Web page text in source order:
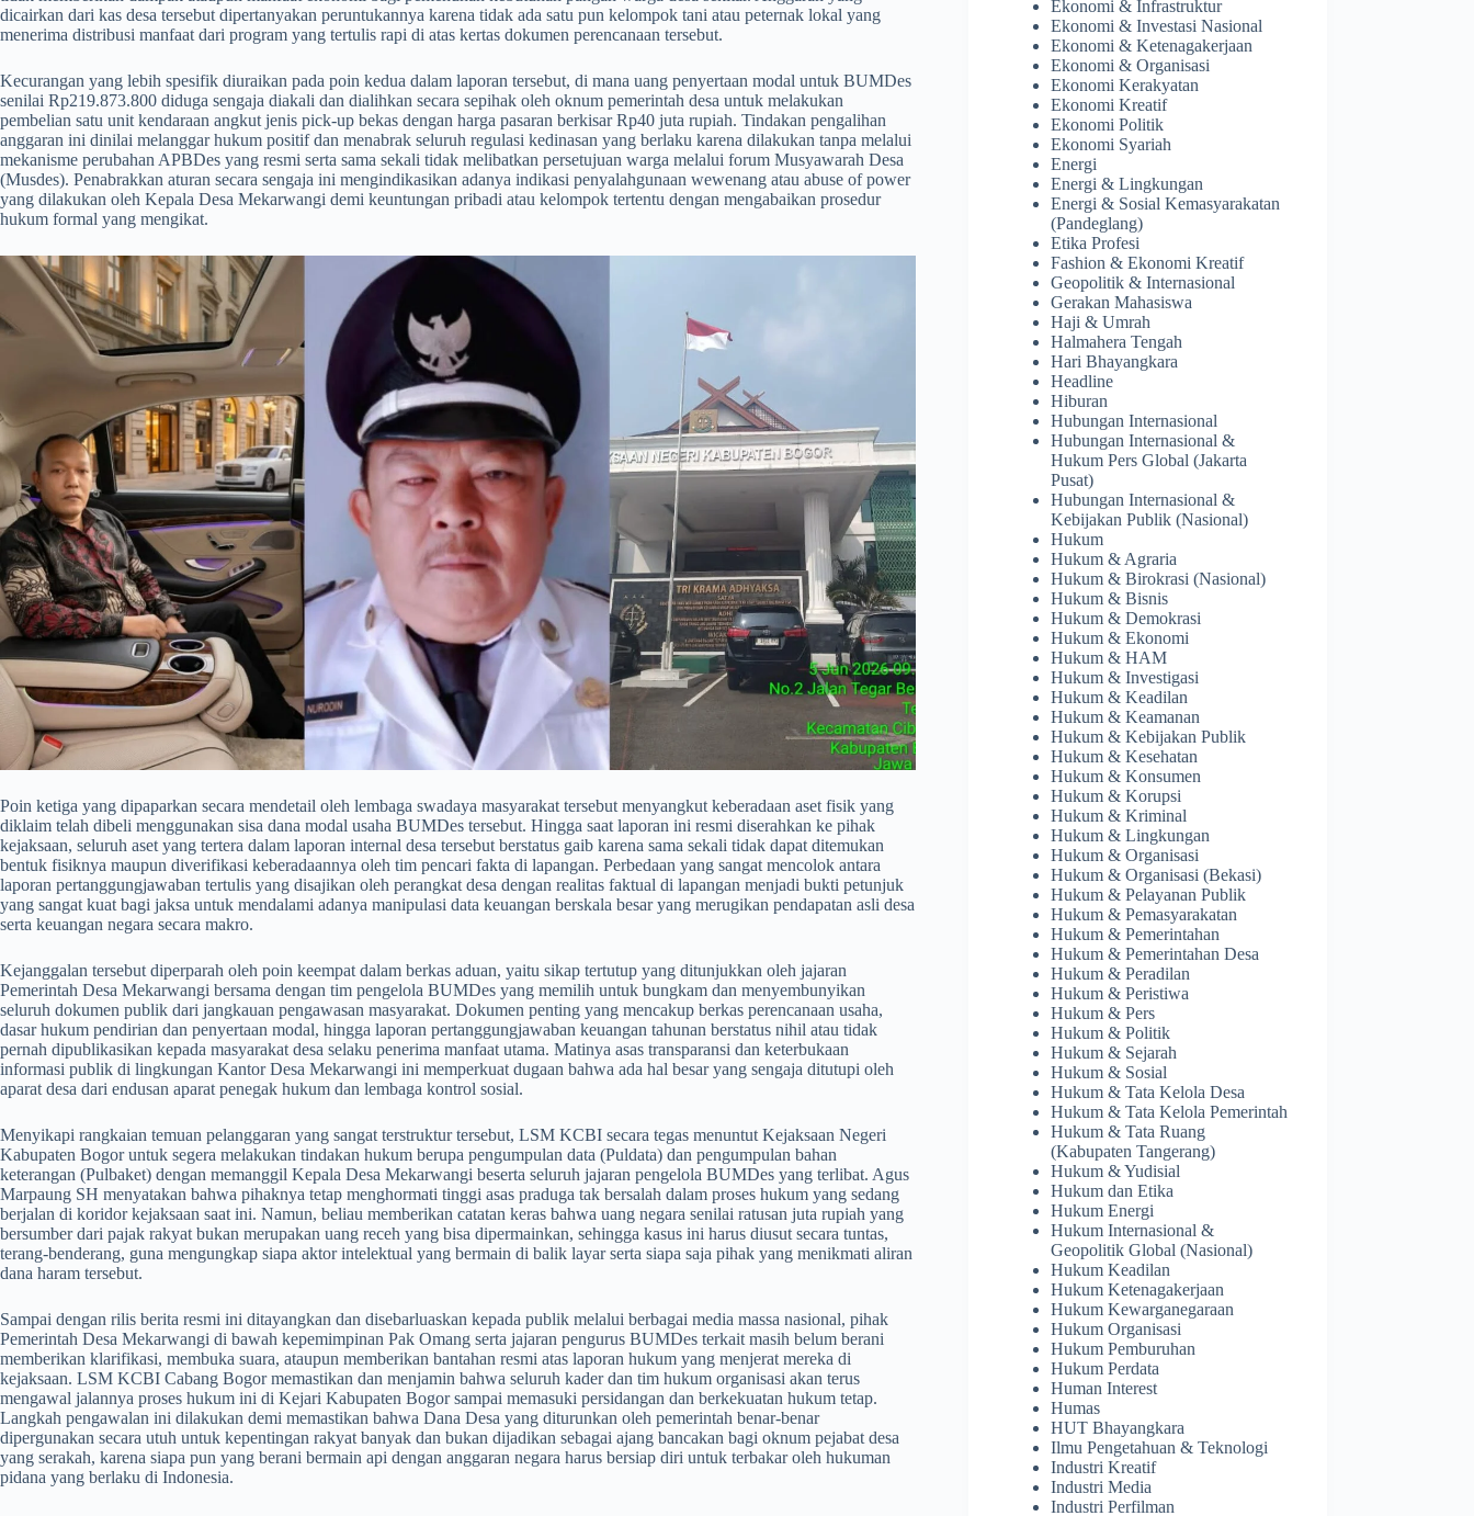
dicairkan dari kas desa tersebut dipertanyakan peruntukannya karena tidak ada satu pun kelompok tani atau peternak lokal yang
menerima distribusi manfaat dari program yang tertulis rapi di atas kertas dokumen perencanaan tersebut.
​Kecurangan yang lebih spesifik diuraikan pada poin kedua dalam laporan tersebut, di mana uang penyertaan modal untuk BUMDes
senilai Rp219.873.800 diduga sengaja diakali dan dialihkan secara sepihak oleh oknum pemerintah desa untuk melakukan
pembelian satu unit kendaraan angkut jenis pick-up bekas dengan harga pasaran berkisar Rp40 juta rupiah. Tindakan pengalihan
anggaran ini dinilai melanggar hukum positif dan menabrak seluruh regulasi kedinasan yang berlaku karena dilakukan tanpa melalui
mekanisme perubahan APBDes yang resmi serta sama sekali tidak melibatkan persetujuan warga melalui forum Musyawarah Desa
(Musdes). Penabrakkan aturan secara sengaja ini mengindikasikan adanya indikasi penyalahgunaan wewenang atau abuse of power
yang dilakukan oleh Kepala Desa Mekarwangi demi keuntungan pribadi atau kelompok tertentu dengan mengabaikan prosedur
hukum formal yang mengikat.
​Poin ketiga yang dipaparkan secara mendetail oleh lembaga swadaya masyarakat tersebut menyangkut keberadaan aset fisik yang
diklaim telah dibeli menggunakan sisa dana modal usaha BUMDes tersebut. Hingga saat laporan ini resmi diserahkan ke pihak
kejaksaan, seluruh aset yang tertera dalam laporan internal desa tersebut berstatus gaib karena sama sekali tidak dapat ditemukan
bentuk fisiknya maupun diverifikasi keberadaannya oleh tim pencari fakta di lapangan. Perbedaan yang sangat mencolok antara
laporan pertanggungjawaban tertulis yang disajikan oleh perangkat desa dengan realitas faktual di lapangan menjadi bukti petunjuk
yang sangat kuat bagi jaksa untuk mendalami adanya manipulasi data keuangan berskala besar yang merugikan pendapatan asli desa
serta keuangan negara secara makro.
​Kejanggalan tersebut diperparah oleh poin keempat dalam berkas aduan, yaitu sikap tertutup yang ditunjukkan oleh jajaran
Pemerintah Desa Mekarwangi bersama dengan tim pengelola BUMDes yang memilih untuk bungkam dan menyembunyikan
seluruh dokumen publik dari jangkauan pengawasan masyarakat. Dokumen penting yang mencakup berkas perencanaan usaha,
dasar hukum pendirian dan penyertaan modal, hingga laporan pertanggungjawaban keuangan tahunan berstatus nihil atau tidak
pernah dipublikasikan kepada masyarakat desa selaku penerima manfaat utama. Matinya asas transparansi dan keterbukaan
informasi publik di lingkungan Kantor Desa Mekarwangi ini memperkuat dugaan bahwa ada hal besar yang sengaja ditutupi oleh
aparat desa dari endusan aparat penegak hukum dan lembaga kontrol sosial.
​Menyikapi rangkaian temuan pelanggaran yang sangat terstruktur tersebut, LSM KCBI secara tegas menuntut Kejaksaan Negeri
Kabupaten Bogor untuk segera melakukan tindakan hukum berupa pengumpulan data (Puldata) dan pengumpulan bahan
keterangan (Pulbaket) dengan memanggil Kepala Desa Mekarwangi beserta seluruh jajaran pengelola BUMDes yang terlibat. Agus
Marpaung SH menyatakan bahwa pihaknya tetap menghormati tinggi asas praduga tak bersalah dalam proses hukum yang sedang
berjalan di koridor kejaksaan saat ini. Namun, beliau memberikan catatan keras bahwa uang negara senilai ratusan juta rupiah yang
bersumber dari pajak rakyat bukan merupakan uang receh yang bisa dipermainkan, sehingga kasus ini harus diusut secara tuntas,
terang-benderang, guna mengungkap siapa aktor intelektual yang bermain di balik layar serta siapa saja pihak yang menikmati aliran
dana haram tersebut.
​Sampai dengan rilis berita resmi ini ditayangkan dan disebarluaskan kepada publik melalui berbagai media massa nasional, pihak
Pemerintah Desa Mekarwangi di bawah kepemimpinan Pak Omang serta jajaran pengurus BUMDes terkait masih belum berani
memberikan klarifikasi, membuka suara, ataupun memberikan bantahan resmi atas laporan hukum yang menjerat mereka di
kejaksaan. LSM KCBI Cabang Bogor memastikan dan menjamin bahwa seluruh kader dan tim hukum organisasi akan terus
mengawal jalannya proses hukum ini di Kejari Kabupaten Bogor sampai memasuki persidangan dan berkekuatan hukum tetap.
Langkah pengawalan ini dilakukan demi memastikan bahwa Dana Desa yang diturunkan oleh pemerintah benar-benar
dipergunakan secara utuh untuk kepentingan rakyat banyak dan bukan dijadikan sebagai ajang bancakan bagi oknum pejabat desa
yang serakah, karena siapa pun yang berani bermain api dengan anggaran negara harus bersiap diri untuk terbakar oleh hukuman
pidana yang berlaku di Indonesia.
Ekonomi & Infrastruktur
Ekonomi & Investasi Nasional
Ekonomi & Ketenagakerjaan
Ekonomi & Organisasi
Ekonomi Kerakyatan
Ekonomi Kreatif
Ekonomi Politik
Ekonomi Syariah
Energi
Energi & Lingkungan
Energi & Sosial Kemasyarakatan
(Pandeglang)
Etika Profesi
Fashion & Ekonomi Kreatif
Geopolitik & Internasional
Gerakan Mahasiswa
Haji & Umrah
Halmahera Tengah
Hari Bhayangkara
Headline
Hiburan
Hubungan Internasional
Hubungan Internasional &
Hukum Pers Global (Jakarta
Pusat)
Hubungan Internasional &
Kebijakan Publik (Nasional)
Hukum
Hukum & Agraria
Hukum & Birokrasi (Nasional)
Hukum & Bisnis
Hukum & Demokrasi
Hukum & Ekonomi
Hukum & HAM
Hukum & Investigasi
Hukum & Keadilan
Hukum & Keamanan
Hukum & Kebijakan Publik
Hukum & Kesehatan
Hukum & Konsumen
Hukum & Korupsi
Hukum & Kriminal
Hukum & Lingkungan
Hukum & Organisasi
Hukum & Organisasi (Bekasi)
Hukum & Pelayanan Publik
Hukum & Pemasyarakatan
Hukum & Pemerintahan
Hukum & Pemerintahan Desa
Hukum & Peradilan
Hukum & Peristiwa
Hukum & Pers
Hukum & Politik
Hukum & Sejarah
Hukum & Sosial
Hukum & Tata Kelola Desa
Hukum & Tata Kelola Pemerintah
Hukum & Tata Ruang
(Kabupaten Tangerang)
Hukum & Yudisial
Hukum dan Etika
Hukum Energi
Hukum Internasional &
Geopolitik Global (Nasional)
Hukum Keadilan
Hukum Ketenagakerjaan
Hukum Kewarganegaraan
Hukum Organisasi
Hukum Pemburuhan
Hukum Perdata
Human Interest
Humas
HUT Bhayangkara
Ilmu Pengetahuan & Teknologi
Industri Kreatif
Industri Media
Industri Perfilman